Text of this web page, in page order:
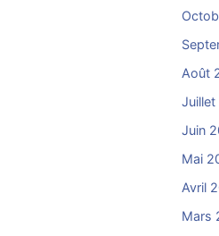
Août
Juin
Mai
Avril
Mars